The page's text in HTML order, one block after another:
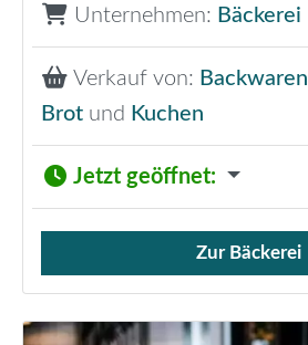
Unternehmen: Bäckerei
Verkauf von: Backwaren
Brot und Kuchen
Jetzt geöffnet:
Verkauf von Brötchen,
Zur Bäckerei